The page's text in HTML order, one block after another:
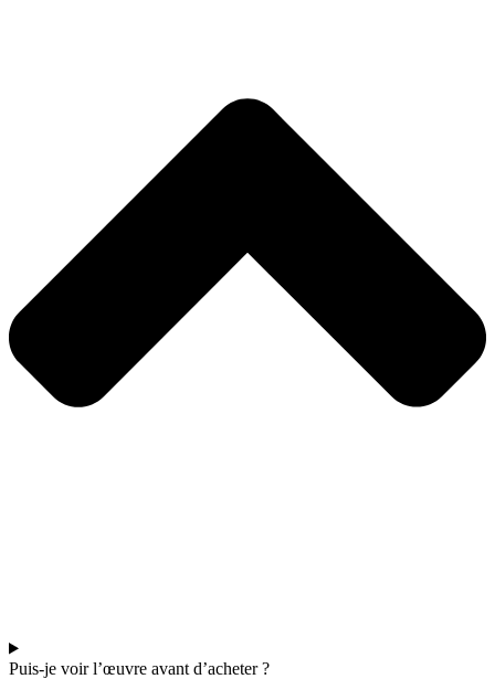
Puis-je voir l’œuvre avant d’acheter ?